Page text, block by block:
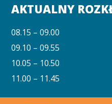
AKTUALNY
08.15 – 09.00
09.10 – 09.55
10.05 – 10.50
11.00 – 11.45